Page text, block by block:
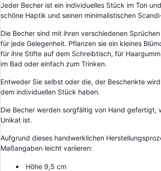
Jeder Becher ist ein individuelles Stück im Ton
schöne Haptik und seinen minimalistischen
Die Becher sind mit ihren verschiedenen
für jede Gelegenheit. Pflanzen sie ein kleines
für ihre Stifte auf dem Schreibtisch, für
im Bad oder einfach zum Trinken.
Entweder Sie selbst oder die, der Beschenkte
dem individuellen Stück haben.
Die Becher werden sorgfältig von Hand gefertigt,
Unikat ist.
Aufgrund dieses handwerklichen
Maßangaben leicht variieren:
Höhe 9,5 cm